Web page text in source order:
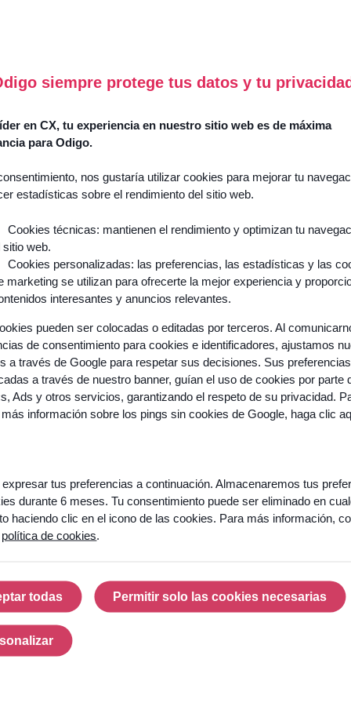
siempre protege tus datos y tu
en CX, tu experiencia en nuestro sitio web es de máxima
para Odigo.
nos gustaría utilizar cookies para mejorar tu
estadísticas sobre el rendimiento del sitio web.
Cookies técnicas: mantienen el rendimiento y optimizan tu
sitio web.
Cookies personalizadas: las preferencias, las estadísticas y las
marketing se utilizan para ofrecerte la mejor experiencia y
interesantes y anuncios relevantes.
pueden ser colocadas o editadas por terceros. Al
de consentimiento para cookies e identificadores, ajustamos
a través de Google para respetar sus decisiones. Sus preferencias,
a través de nuestro banner, guían el uso de cookies por parte
Ads y otros servicios, garantizando el respeto de su privacidad.
información sobre los pings sin cookies de Google, haga clic
expresar tus preferencias a continuación. Almacenaremos tus
durante 6 meses. Tu consentimiento puede ser eliminado en
haciendo clic en el icono de las cookies. Para más información,
política de cookies
todas
Aceptar todas
Permitir solo las cookies necesarias
Permitir solo las
Personalizar
Guides
livres
& webinars
l’Agentic
l’expérience
et
transforme
équipes
Découvrir
À
propos
Clients et
références
Presse et
Actualités
récompenses
Prêt
à
faire
centre
de
contact
un
moteur